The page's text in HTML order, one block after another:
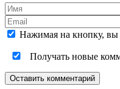
Нажимая на кнопку, вы
Получать новые
Оставить комментарий